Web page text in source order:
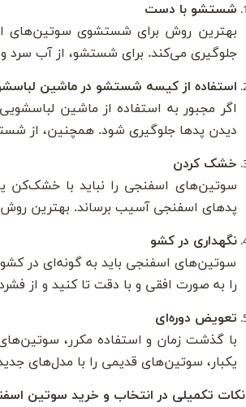
شستشو با دست
بهترین روش برای شستشوی
جلوگیری می‌کند. برای شستشو، از آب سرد و
استفاده از کیسه شستشو در ماشین
اگر مجبور به استفاده از ماشین
دیدن پدها جلوگیری شود. همچنین، از
خشک کردن
سوتین‌های اسفنجی را نباید با خشک‌کن
پدهای اسفنجی آسیب برساند. بهترین
نگهداری در کشو
سوتین‌های اسفنجی باید به گونه‌ای در
را به صورت افقی و با دقت تا کنید و از
تعویض دوره‌ای
با گذشت زمان و استفاده مکرر،
یکبار، سوتین‌های قدیمی را با مدل‌های
نکات تکمیلی در انتخاب و خرید سوتین